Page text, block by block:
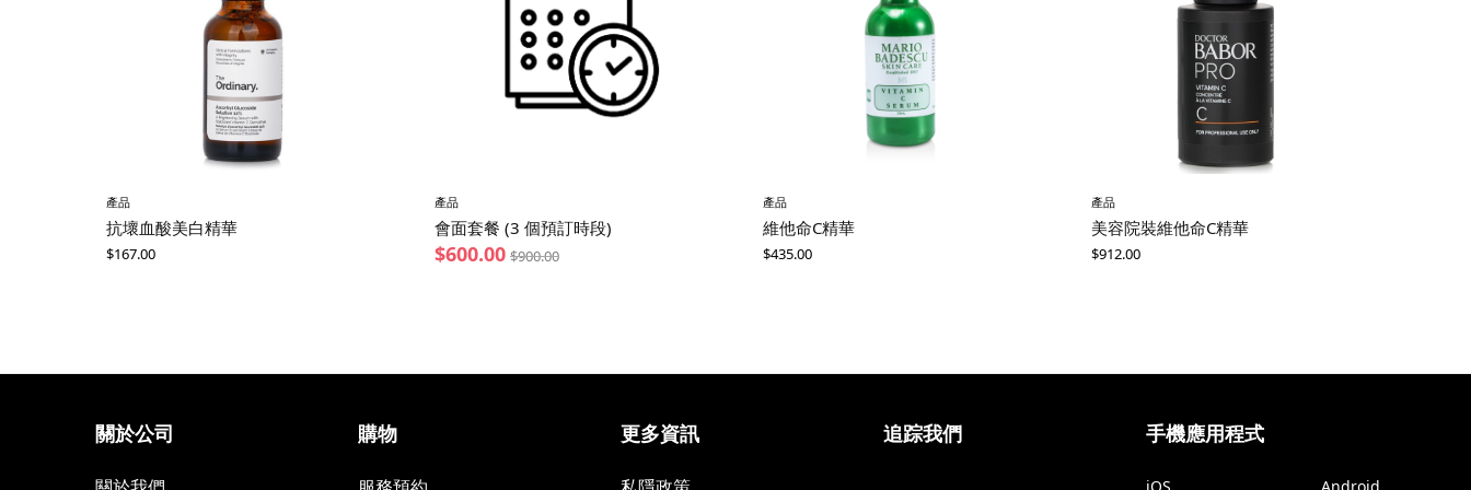
產品
抗壞血酸美白精華
$167.00
產品
會面套餐 (3 個預訂時段)
$600.00 $900.00
產品
維他命C精華
$435.00
產品
美容院裝維他命C精華
$912.00
關於公司 購物 更多資訊 追踪我們 手機應用程式